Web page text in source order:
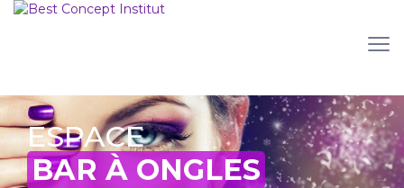
ESPACE
BAR À ONGLES